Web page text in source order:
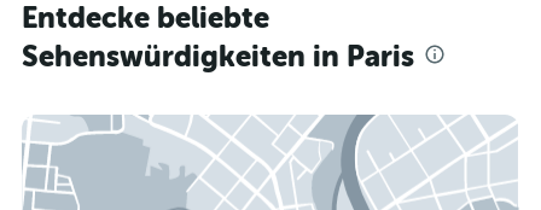
Entdecke beliebte
Sehenswürdigkeiten in Paris